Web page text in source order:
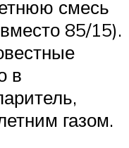
смесь
85/15).
в
газом.